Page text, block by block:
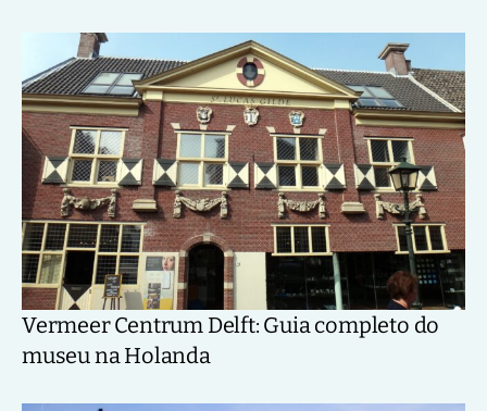
Vermeer Centrum Delft: Guia completo do
museu na Holanda